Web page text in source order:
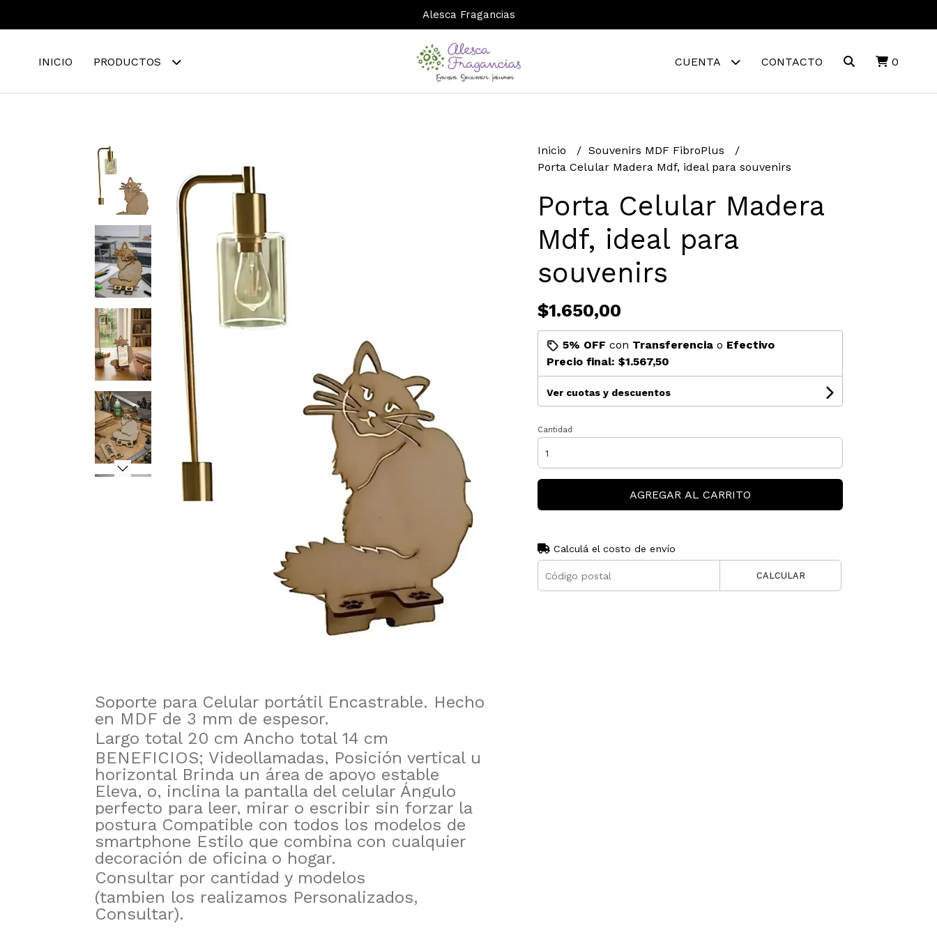
Alesca Fragancias
INICIO PRODUCTOS CUENTA CONTACTO 0
Soporte para Celular portátil Encastrable. Hecho
en MDF de 3 mm de espesor.
Largo total 20 cm Ancho total 14 cm
BENEFICIOS; Videollamadas, Posición vertical u
horizontal Brinda un área de apoyo estable
Eleva, o, inclina la pantalla del celular Ángulo
perfecto para leer, mirar o escribir sin forzar la
postura Compatible con todos los modelos de
smartphone Estilo que combina con cualquier
decoración de oficina o hogar.
Consultar por cantidad y modelos
(tambien los realizamos Personalizados,
Consultar).
Inicio
Souvenirs MDF FibroPlus
Porta Celular Madera Mdf, ideal para souvenirs
Porta Celular Madera
Mdf, ideal para
souvenirs
$1.650,00
5% OFF con Transferenciao Efectivo
Precio final: $1.567,50
Ver cuotas y descuentos
Cantidad
AGREGAR AL CARRITO
Calculá el costo de envío
CALCULAR